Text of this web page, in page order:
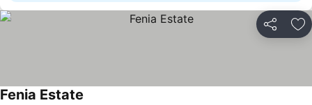
Partilhar
Fenia Estate